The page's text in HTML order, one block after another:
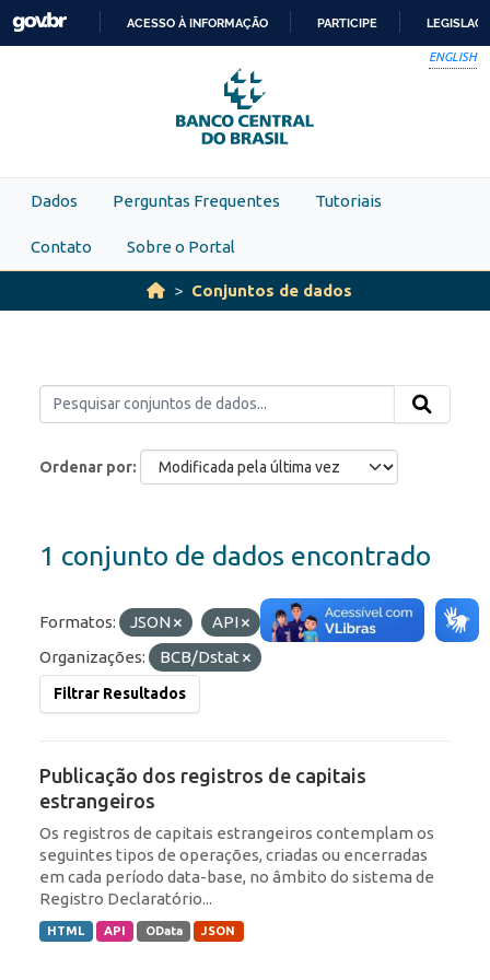
Skip to main content
PARA
O
CONTEÚDO
ACESSO À INFORMAÇÃO PARTICIPE
ENGLISH
Dados Perguntas Frequentes Tutoriais
Contato Sobre o Portal
Conjuntos de dados
Ordenar por
1 conjunto de dados encontrado
Formatos: JSON API Etiquetas:
IED
Organizações:
BCB/Dstat
Filtrar Resultados
Publicação dos registros de capitais
estrangeiros
Os registros de capitais estrangeiros contemplam os
seguintes tipos de operações, criadas ou encerradas
em cada período data-base, no âmbito do sistema de
Registro Declaratório...
HTML API OData JSON